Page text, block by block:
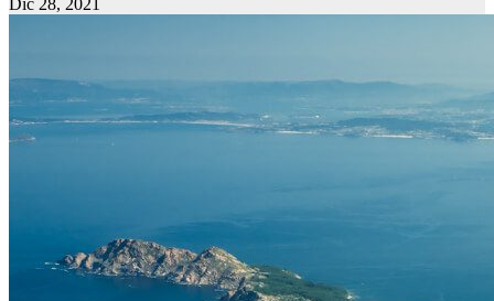
Dic 28, 2021